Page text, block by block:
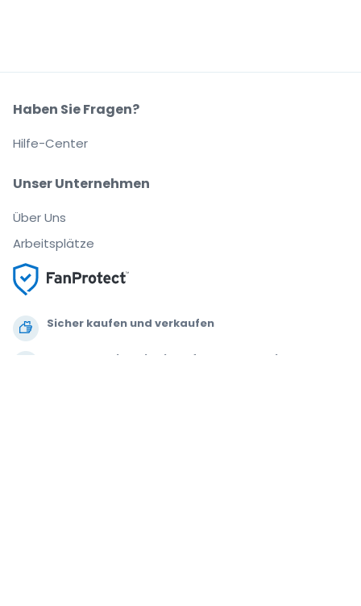
Sicher kaufen und verkaufen
Kundenservice bis Sie auf Ihrem Platz sitzen
Unser Unternehmen
Über Uns
Arbeitsplätze
Haben Sie Fragen?
Hilfe-Center